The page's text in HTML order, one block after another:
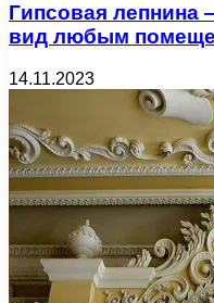
Гипсовая лепнина
вид любым
14.11.2023